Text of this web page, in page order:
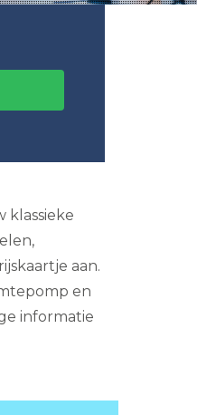
klassieke
aan.
en
informatie